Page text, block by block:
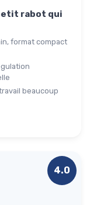
rabot qui
format compact
beaucoup
4.0